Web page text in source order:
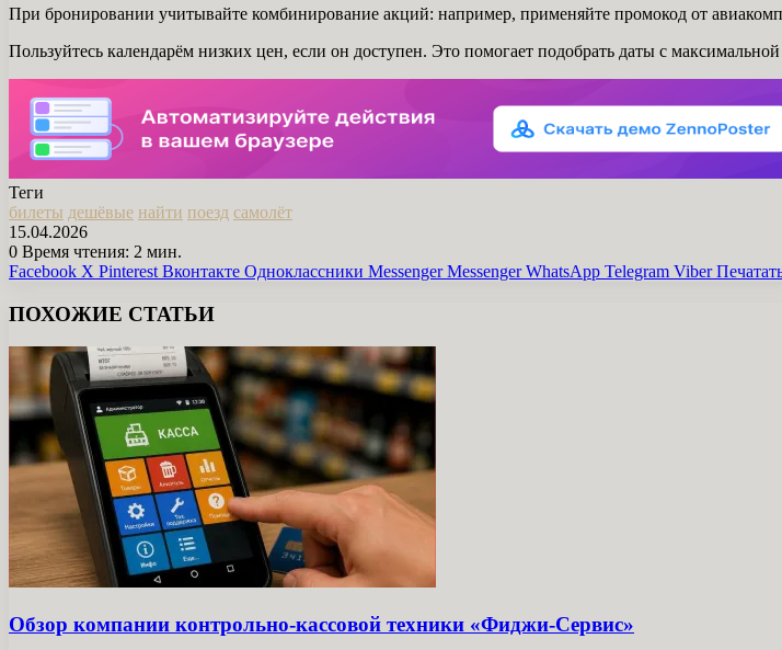
При бронировании учитывайте комбинирование акций: например, применяйте промокод от
Пользуйтесь календарём низких цен, если он доступен. Это помогает подобрать даты с
Теги
билеты дешёвые найти поезд самолёт
15.04.2026
0 Время чтения: 2 мин.
Facebook X Pinterest Вконтакте Одноклассники Messenger Messenger WhatsApp Telegram Viber
ПОХОЖИЕ СТАТЬИ
Обзор компании контрольно-кассовой техники «Фиджи-Сервис»